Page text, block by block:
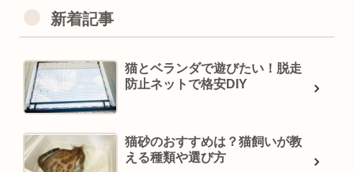
新着記事
猫とベランダで遊びたい！脱走
防止ネットで格安DIY
猫砂のおすすめは？猫飼いが教
える種類や選び方